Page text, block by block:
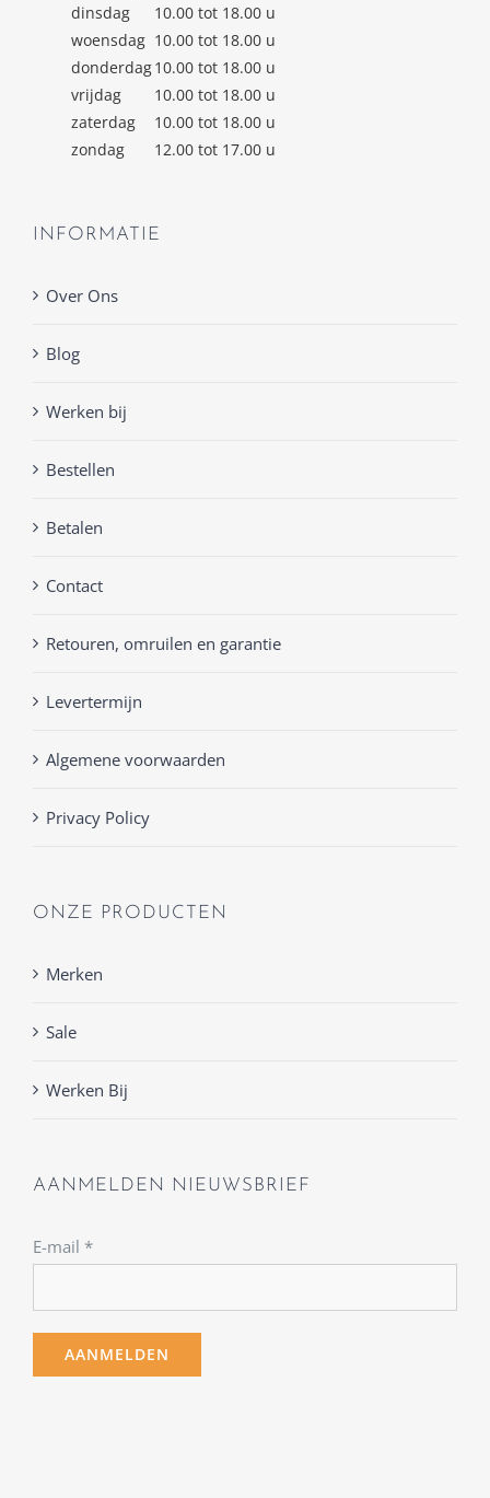
dinsdag
10.00 tot 18.00 u
woensdag 10.00 tot 18.00 u
donderdag10.00 tot 18.00 u
vrijdag
10.00 tot 18.00 u
zaterdag
10.00 tot 18.00 u
zondag
12.00 tot 17.00 u
INFORMATIE
Over Ons
Blog
Werken bij
Bestellen
Betalen
Contact
Retouren, omruilen en garantie
Levertermijn
Algemene voorwaarden
Privacy Policy
ONZE PRODUCTEN
Merken
Sale
Werken Bij
AANMELDEN NIEUWSBRIEF
E-mail *